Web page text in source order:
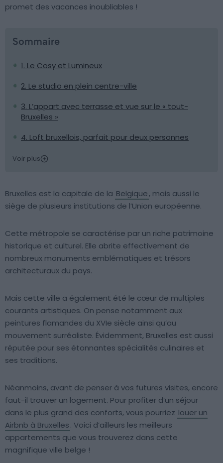
promet des vacances inoubliables !
Sommaire
1. Le Cosy et Lumineux
2. Le studio en plein centre-ville
3. L’appart avec terrasse et vue sur le « tout-
Bruxelles »
4. Loft bruxellois, parfait pour deux personnes
Voir plus
Bruxelles est la capitale de la Belgique, mais aussi le
siège de plusieurs institutions de l’Union européenne.
Cette métropole se caractérise par un riche patrimoine
historique et culturel. Elle abrite effectivement de
nombreux monuments emblématiques et trésors
architecturaux du pays.
Mais cette ville a également été le cœur de multiples
courants artistiques. On pense notamment aux
peintures flamandes du XVIe siècle ainsi qu’au
mouvement surréaliste. Évidemment, Bruxelles est aussi
réputée pour ses étonnantes spécialités culinaires et
ses traditions.
Néanmoins, avant de penser à vos futures visites, encore
faut-il trouver un logement. Pour profiter d’un séjour
dans le plus grand des conforts, vous pourriez louer un
Airbnb à Bruxelles. Voici d’ailleurs les meilleurs
appartements que vous trouverez dans cette
magnifique ville belge !